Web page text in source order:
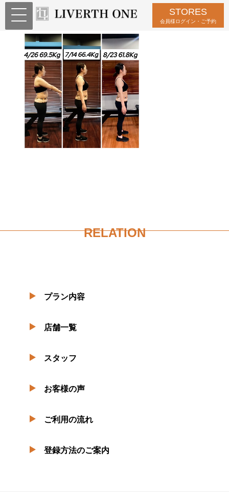
STORES
会員様ログイン・ご予約
S__5603354_0
RELATION
プラン内容
店舗一覧
スタッフ
お客様の声
ご利用の流れ
登録方法のご案内